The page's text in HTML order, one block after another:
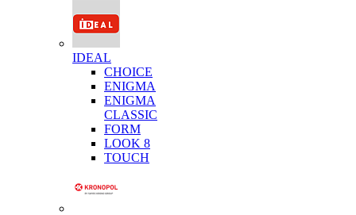
IDEAL
CHOICE
ENIGMA
ENIGMA
CLASSIC
FORM
LOOK 8
TOUCH